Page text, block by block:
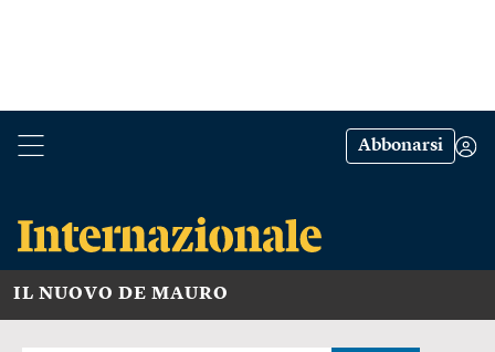
Abbonarsi
IL NUOVO DE MAURO